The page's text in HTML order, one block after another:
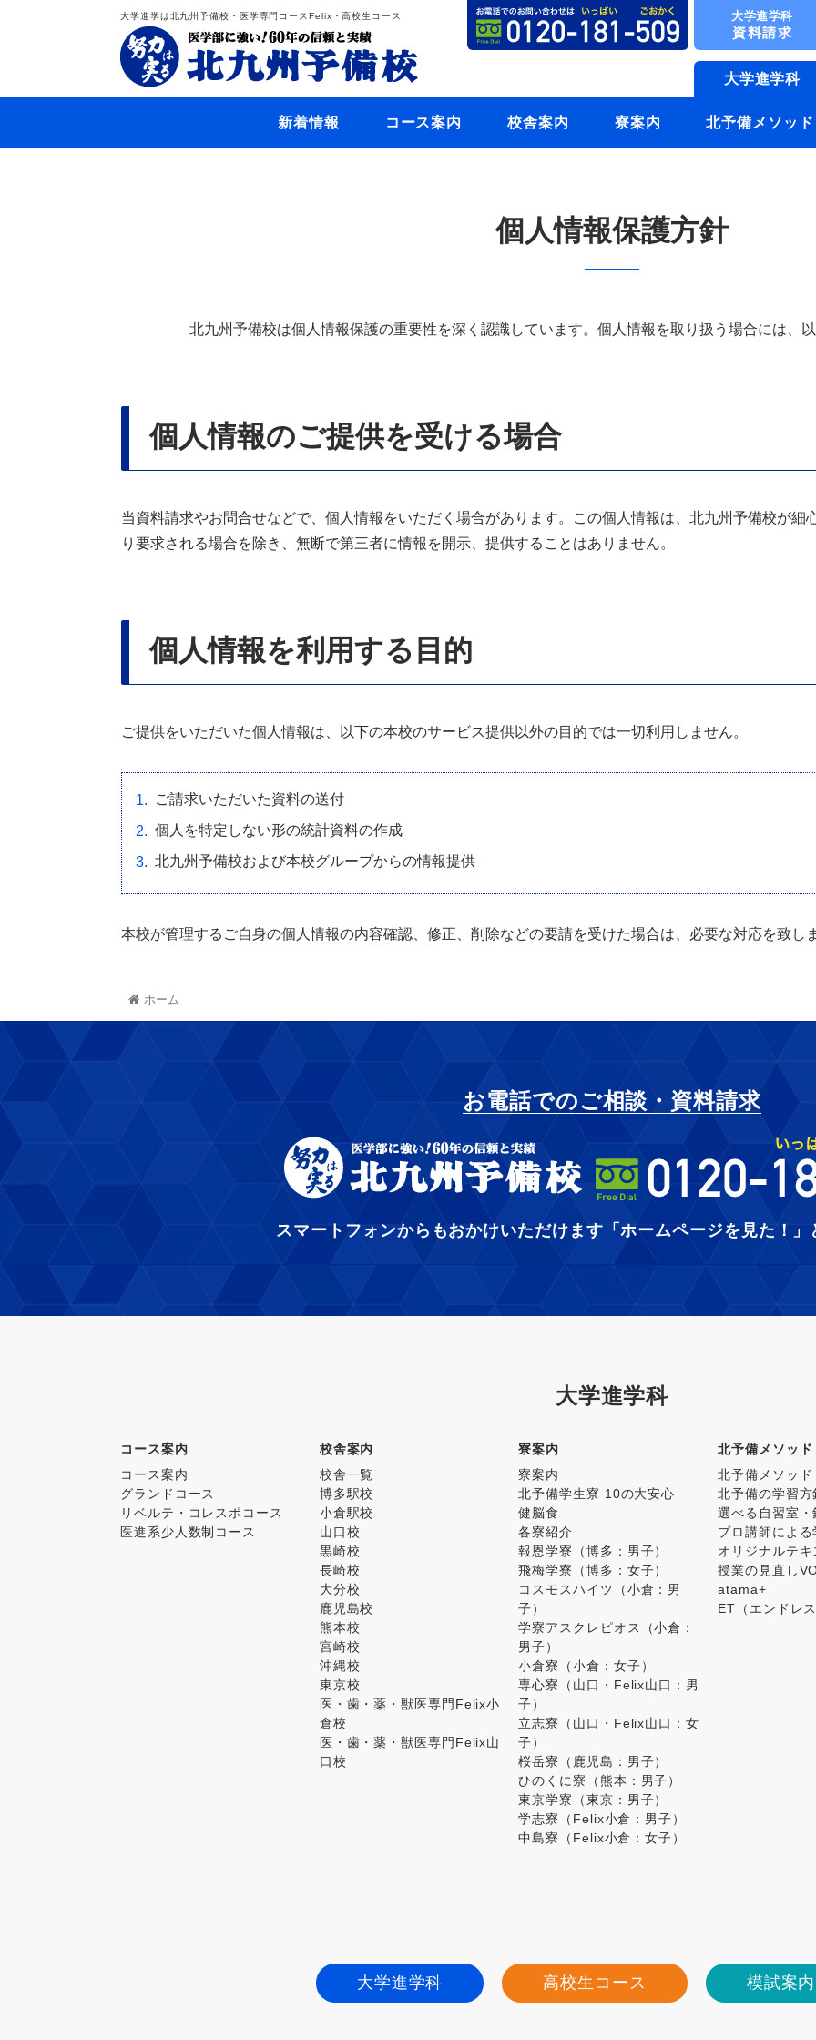
大学進学は北九州予備校・医学専門コースFelix・高校生コース 大学進学科
資料請求
大学進学科
新着情報 コース案内 校舎案内 寮案内 北予備メソッド
個人情報保護方針
北九州予備校は個人情報保護の重要性を深く認識しています。個人情報を取り扱う場合には、
個人情報のご提供を受ける場合
当資料請求やお問合せなどで、個人情報をいただく場合があります。この個人情報は、北九州予備校が細
り要求される場合を除き、無断で第三者に情報を開示、提供することはありません。
個人情報を利用する目的
ご提供をいただいた個人情報は、以下の本校のサービス提供以外の目的では一切利用しません。
ご請求いただいた資料の送付
個人を特定しない形の統計資料の作成
北九州予備校および本校グループからの情報提供
本校が管理するご自身の個人情報の内容確認、修正、削除などの要請を受けた場合は、必要な対応を致し
ホーム
お電話でのご相談・資料請求
スマートフォンからもおかけいただけます 「ホームページを見た！
大学進学科
コース案内
コース案内
グランドコース
リベルテ・コレスポコース
医進系少人数制コース
校舎案内
校舎一覧
博多駅校
小倉駅校
山口校
黒崎校
長崎校
大分校
鹿児島校
熊本校
宮崎校
沖縄校
東京校
医・歯・薬・獣医専門Felix小
倉校
医・歯・薬・獣医専門Felix山
口校
寮案内
寮案内
北予備学生寮 10の大安心
健脳食
各寮紹介
報恩学寮（博多：男子）
飛梅学寮（博多：女子）
コスモスハイツ（小倉：男
子）
学寮アスクレピオス（小倉：
男子）
小倉寮（小倉：女子）
専心寮（山口・Felix山口：男
子）
立志寮（山口・Felix山口：女
子）
桜岳寮（鹿児島：男子）
ひのくに寮（熊本：男子）
東京学寮（東京：男子）
学志寮（Felix小倉：男子）
中島寮（Felix小倉：女子）
北予備メソッド
北予備メソッド
北予備の学習方
選べる自習室
プロ講師によ
オリジナルテ
授業の見直し
atama+
ET（エンドレ
大学進学科 高校生コース 模試案